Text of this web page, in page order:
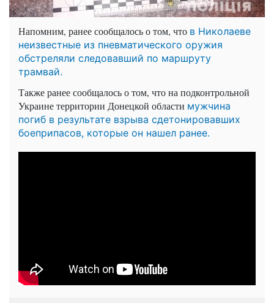
Напомним, ранее сообщалось о том, что в Николаеве
неизвестные из пневматического оружия
обстреляли следовавший по маршруту
трамвай.
Также ранее сообщалось о том, что на подконтрольной
Украине территории Донецкой области мужчина
погиб в результате взрыва сдетонировавших
боеприпасов, которые он нашел ранее.